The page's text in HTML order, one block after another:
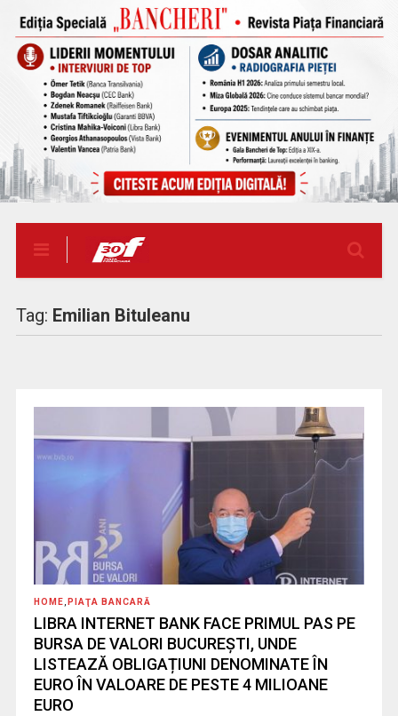
Tag: Emilian Bituleanu
HOME PIAŢA BANCARĂ
LIBRA INTERNET BANK FACE PRIMUL PAS PE
BURSA DE VALORI BUCUREȘTI, UNDE
LISTEAZĂ OBLIGAȚIUNI DENOMINATE ÎN
EURO ÎN VALOARE DE PESTE 4 MILIOANE
EURO